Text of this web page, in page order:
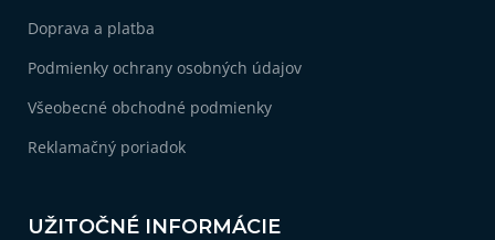
Doprava a platba
Podmienky ochrany osobných údajov
Všeobecné obchodné podmienky
Reklamačný poriadok
UŽITOČNÉ INFORMÁCIE